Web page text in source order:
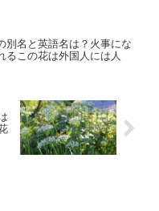
別名と英語名は？火事にな
るこの花は外国人には人